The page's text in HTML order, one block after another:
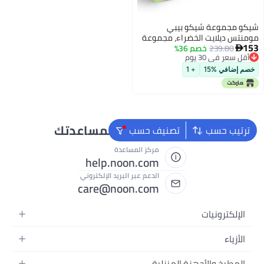
شيكو مجموعة شيكو بيبي
مومنتس ديلايت الخضراء، مجموعة
هدايا للأطفال، من عمر 0 شهر فما
فوق
153
239.80خصم 36%
أقل سعر في 30 يوم
أقل سعر في 30 يوم
خصم إضافي %15 + 1
ترتيب حسب تصنيف حسب
نحن دائماً جاهزون لمساعدتك
مركز المساعدة
help.noon.com
الدعم عبر البريد الإلكتروني
care@noon.com
الإلكترونيات
الهواتف المتحركة
الأزياء
أزياء نسائية